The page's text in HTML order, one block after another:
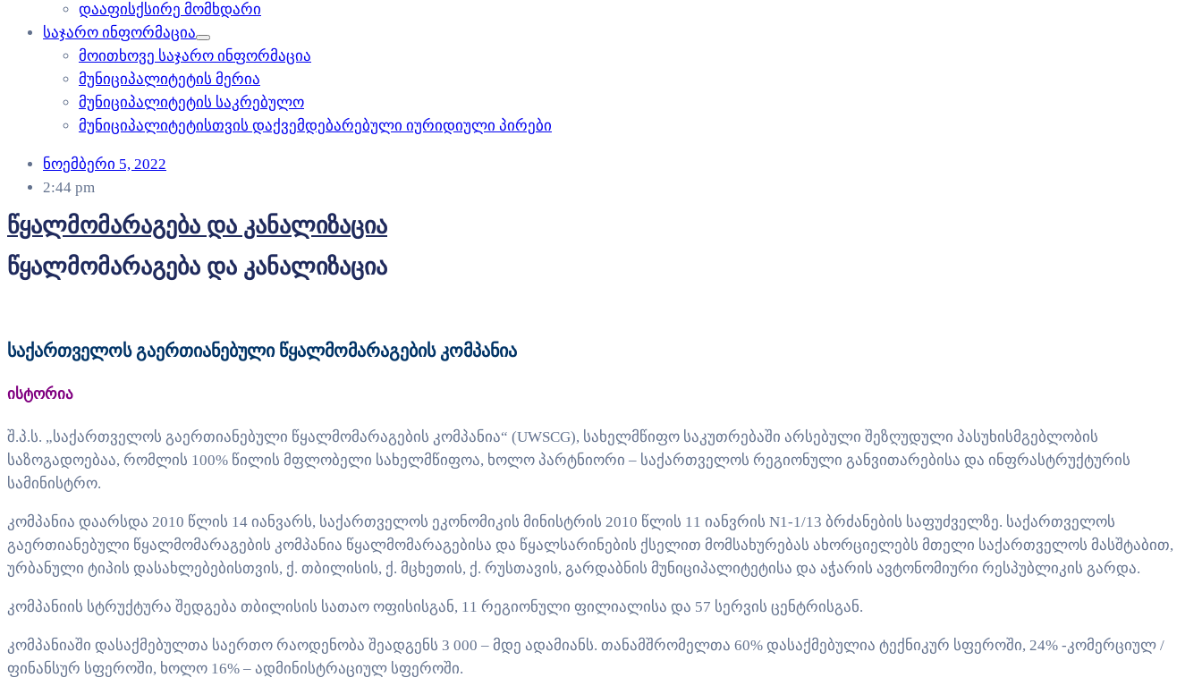
დააფისქსირე მომხდარი
საჯარო ინფორმაცია
მოითხოვე საჯარო ინფორმაცია
მუნიციპალიტეტის მერია
მუნიციპალიტეტის საკრებულო
მუნიციპალიტეტისთვის დაქვემდებარებული იურიდიული პირები
ნოემბერი 5, 2022
2:44 pm
წყალმომარაგება და კანალიზაცია
წყალმომარაგება და კანალიზაცია
საქართველოს გაერთიანებული წყალმომარაგების კომპანია
ისტორია
შ.პ.ს. „საქართველოს გაერთიანებული წყალმომარაგების კომპანია“ (UWSCG), სახელმწიფო საკუთრებაში არსებული შეზღუდული პასუხისმგებლობის
საზოგადოებაა, რომლის 100% წილის მფლობელი სახელმწიფოა, ხოლო პარტნიორი – საქართველოს რეგიონული განვითარებისა და ინფრასტრუქტურის
სამინისტრო.
კომპანია დაარსდა 2010 წლის 14 იანვარს, საქართველოს ეკონომიკის მინისტრის 2010 წლის 11 იანვრის N1-1/13 ბრძანების საფუძველზე. საქართველოს
გაერთიანებული წყალმომარაგების კომპანია წყალმომარაგებისა და წყალსარინების ქსელით მომსახურებას ახორციელებს მთელი საქართველოს მასშტაბით,
ურბანული ტიპის დასახლებებისთვის, ქ. თბილისის, ქ. მცხეთის, ქ. რუსთავის, გარდაბნის მუნიციპალიტეტისა და აჭარის ავტონომიური რესპუბლიკის გარდა.
კომპანიის სტრუქტურა შედგება თბილისის სათაო ოფისისგან, 11 რეგიონული ფილიალისა და 57 სერვის ცენტრისგან.
კომპანიაში დასაქმებულთა საერთო რაოდენობა შეადგენს 3 000 – მდე ადამიანს. თანამშრომელთა 60% დასაქმებულია ტექნიკურ სფეროში, 24% -კომერციულ /
ფინანსურ სფეროში, ხოლო 16% – ადმინისტრაციულ სფეროში.